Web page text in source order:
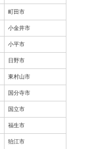
町田市
小金井市
小平市
日野市
東村山市
国分寺市
国立市
福生市
狛江市